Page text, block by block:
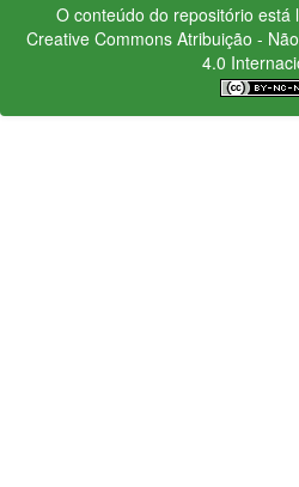
O conteúdo do repositório está
Creative CommonsAtribuição -
4.0